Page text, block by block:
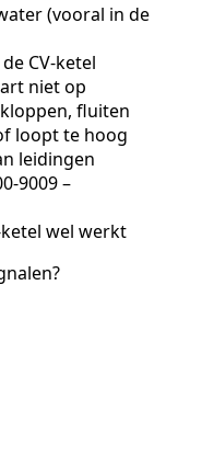
(vooral in de
CV-ketel
niet op
fluiten
loopt te hoog
leidingen
9009 –
wel werkt